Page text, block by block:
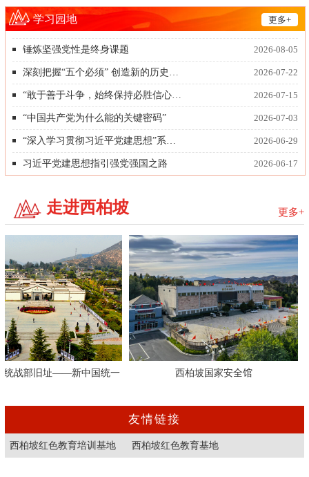
学习园地 更多+
锤炼坚强党性是终身课题 2026-08-05
2026-07-22
2026-07-15
“中国共产党为什么能的关键密码” 2026-07-03
2026-06-29
习近平党建思想指引强党强国之路 2026-06-17
走进西柏坡 更多+
部旧址——新中国统一 西柏坡国家安全馆
友情链接
西柏坡红色教育培训基地 西柏坡红色教育基地